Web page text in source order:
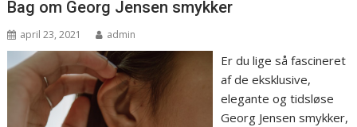
Bag om Georg Jensen smykker
april 23, 2021 admin
Er du lige så fascineret
af de eksklusive,
elegante og tidsløse
Georg Jensen smykker,